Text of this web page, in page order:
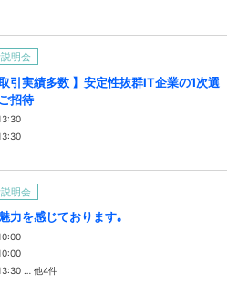
明会
引実績多数 】安定性抜群IT企業の1次選
招待
明会
力を感じております｡
… 他4件